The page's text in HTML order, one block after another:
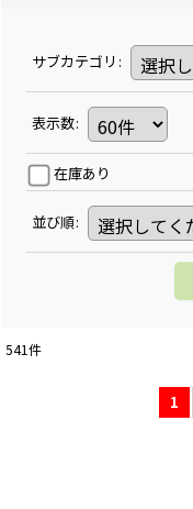
サブカテゴリ :
表示数:
在庫あり
並び順:
541件
1